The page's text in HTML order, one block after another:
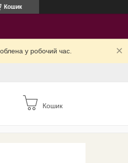
Кошик
у робочий час.
Кошик